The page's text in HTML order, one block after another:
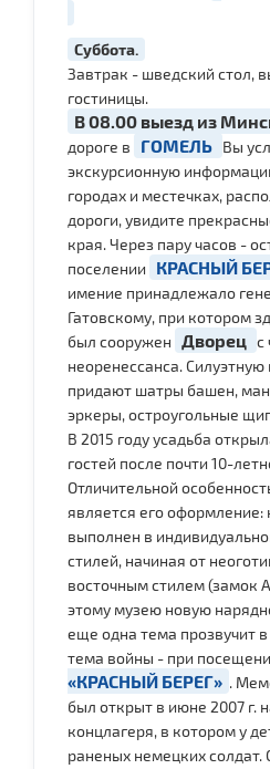
Суббота.
Завтрак - шведский стол,
гостиницы.
В 08.00 выезд из
дороге в
ГОМЕЛЬ Вы
экскурсионную
городах и местечках,
дороги, увидите
края. Через пару часов -
поселении
КРАСНЫЙ
имение принадлежало
Гатовскому, при котором
был сооружен
Дворец с
неоренессанса.
придают шатры башен,
эркеры, остроугольные
В 2015 году усадьба
гостей после почти 10-
Отличительной
является его
выполнен в
стилей, начиная от
восточным стилем (замок
этому музею новую
еще одна тема прозвучит в
тема войны - при
«КРАСНЫЙ БЕРЕГ» .
был открыт в июне 2007 г.
концлагеря, в котором у
раненых немецких солдат.